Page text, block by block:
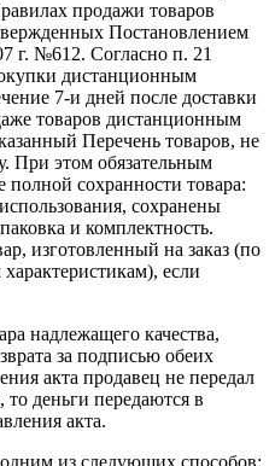
продажи товаров
Постановлением
г. №612. Согласно п. 21
дистанционным
7-и дней после доставки
товаров дистанционным
Перечень товаров, не
При этом обязательным
полной сохранности товара:
сохранены
и комплектность.
изготовленный на заказ (по
если
надлежащего качества,
за подписью обеих
акта продавец не передал
деньги передаются в
акта.
одним из следующих способов: